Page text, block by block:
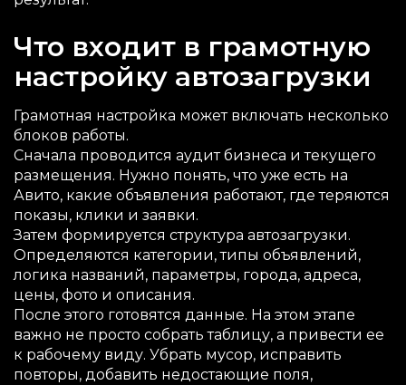
Что входит в грамотную
настройку автозагрузки
Грамотная настройка может включать несколько
блоков работы.
Сначала проводится аудит бизнеса и текущего
размещения. Нужно понять, что уже есть на
Авито, какие объявления работают, где теряются
показы, клики и заявки.
Затем формируется структура автозагрузки.
Определяются категории, типы объявлений,
логика названий, параметры, города, адреса,
цены, фото и описания.
После этого готовятся данные. На этом этапе
важно не просто собрать таблицу, а привести ее
к рабочему виду. Убрать мусор, исправить
повторы, добавить недостающие поля,